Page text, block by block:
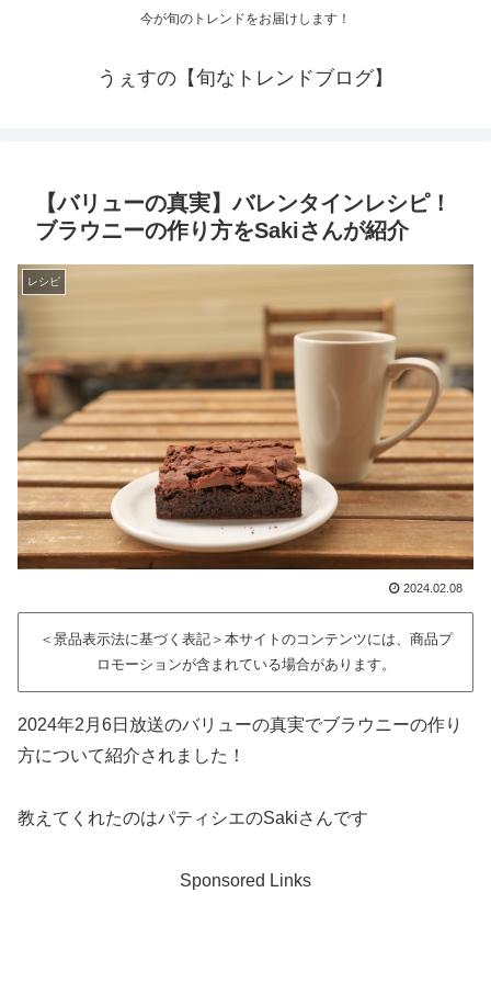
今が旬のトレンドをお届けします！
うぇすの【旬なトレンドブログ】
【バリューの真実】バレンタインレシピ！
ブラウニーの作り方をSakiさんが紹介
レシピ
2024.02.08
＜景品表示法に基づく表記＞本サイトのコンテンツには、商品プ
ロモーションが含まれている場合があります。
2024年2月6日放送のバリューの真実でブラウニーの作り
方について紹介されました！
教えてくれたのはパティシエのSakiさんです
Sponsored Links